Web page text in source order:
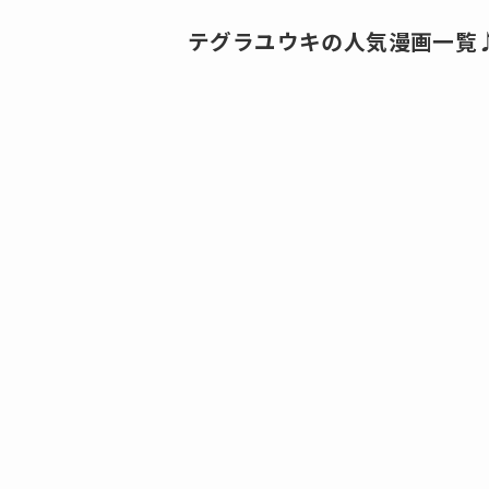
テグラユウキの人気漫画一